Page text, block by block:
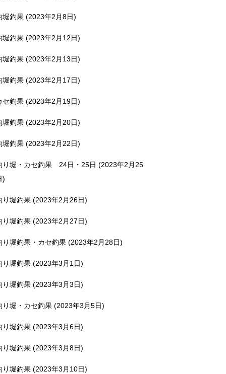
堀釣果 (2023年2月8日)
堀釣果 (2023年2月12日)
堀釣果 (2023年2月13日)
堀釣果 (2023年2月17日)
セ釣果 (2023年2月19日)
堀釣果 (2023年2月20日)
堀釣果 (2023年2月22日)
り堀・カセ釣果 24日・25日 (2023年2月25
)
り堀釣果 (2023年2月26日)
り堀釣果 (2023年2月27日)
り堀釣果・カセ釣果 (2023年2月28日)
り堀釣果 (2023年3月1日)
り堀釣果 (2023年3月3日)
り堀・カセ釣果 (2023年3月5日)
り堀釣果 (2023年3月6日)
り堀釣果 (2023年3月8日)
り堀釣果 (2023年3月10日)